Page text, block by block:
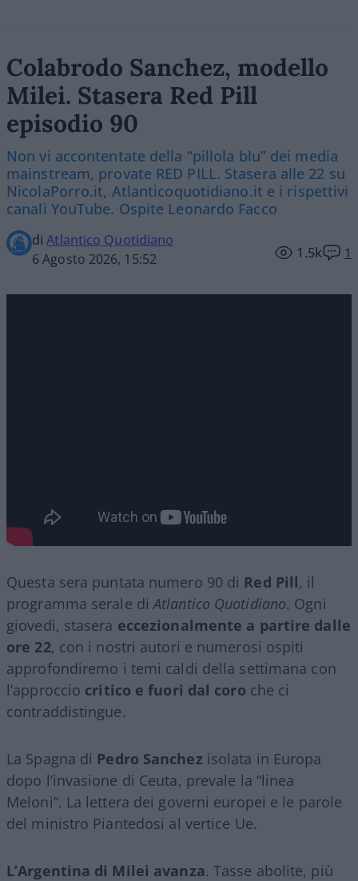
Colabrodo Sanchez, modello
Milei. Stasera Red Pill
episodio 90
Non vi accontentate della “pillola blu” dei media
mainstream, provate RED PILL. Stasera alle 22 su
NicolaPorro.it, Atlanticoquotidiano.it e i rispettivi
canali YouTube. Ospite Leonardo Facco
diAtlantico Quotidiano
6 Agosto 2026, 15:52
1.5k 1
Questa sera puntata numero 90 di Red Pill, il
programma serale diAtlantico Quotidiano. Ogni
giovedì, stasera eccezionalmente a partire dalle
ore 22, con i nostri autori e numerosi ospiti
approfondiremo i temi caldi della settimana con
l’approccio critico e fuori dal coro che ci
contraddistingue.
La Spagna di Pedro Sanchez isolata in Europa
dopo l’invasione di Ceuta, prevale la “linea
Meloni”. La lettera dei governi europei e le parole
del ministro Piantedosi al vertice Ue.
L’Argentina di Milei avanza. Tasse abolite, più